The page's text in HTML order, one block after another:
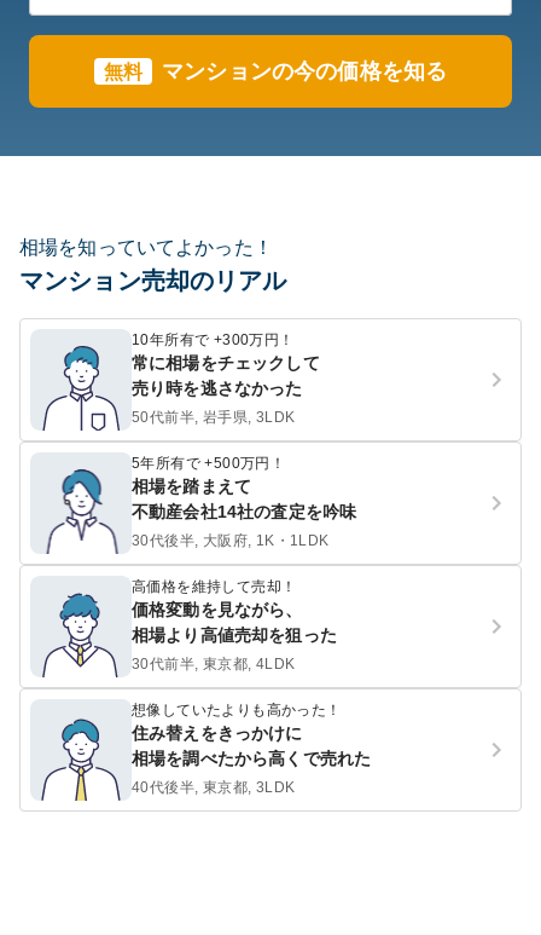
無料 マンションの今の価格を知る
相場を知っていてよかった！
マンション売却のリアル
10年所有で +300万円！
常に相場をチェックして
売り時を逃さなかった
50代前半, 岩手県, 3LDK
5年所有で +500万円！
相場を踏まえて
不動産会社14社の査定を吟味
30代後半, 大阪府, 1K・1LDK
高価格を維持して売却！
価格変動を見ながら、
相場より高値売却を狙った
30代前半, 東京都, 4LDK
想像していたよりも高かった！
住み替えをきっかけに
相場を調べたから高くで売れた
40代後半, 東京都, 3LDK